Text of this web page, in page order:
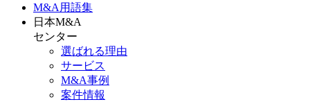
M&A 用語集
日本M&A
センター
選ばれる理由
サービス
M&A事例
案件情報